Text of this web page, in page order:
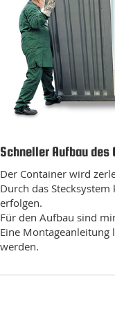
Schneller Aufbau des
Der Container wird
Durch das
erfolgen.
Für den Aufbau sind
Eine Montageanleitung
werden.